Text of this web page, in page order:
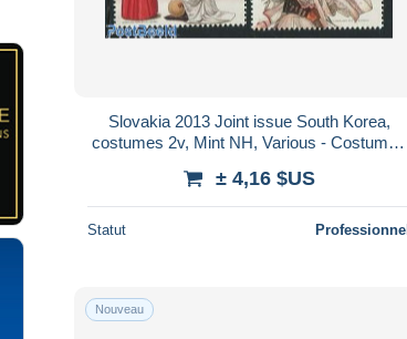
Slovakia 2013 Joint issue South Korea,
costumes 2v, Mint NH, Various - Costumes
± 4,16 $US
Statut Professionnel
Nouveau